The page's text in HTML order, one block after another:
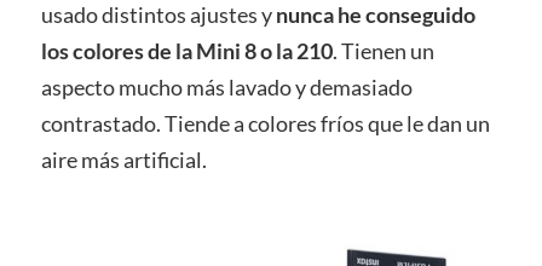
usado distintos ajustes ynunca he conseguido
los colores de la Mini 8 o la 210. Tienen un
aspecto mucho más lavado y demasiado
contrastado. Tiende a colores fríos que le dan un
aire más artificial.